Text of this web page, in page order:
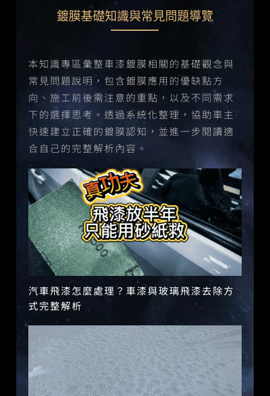
鍍膜基礎知識與常見問題導覽
本知識專區彙整車漆鍍膜相關的基礎觀念與
常見問題說明，包含鍍膜應用的優缺點方
向、施工前後需注意的重點，以及不同需求
下的選擇思考。透過系統化整理，協助車主
快速建立正確的鍍膜認知，並進一步閱讀適
合自己的完整解析內容。
汽車飛漆怎麼處理？車漆與玻璃飛漆去除方
式完整解析